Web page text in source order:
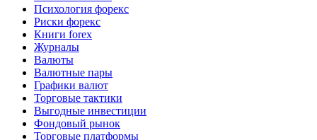
Психология форекс
Риски форекс
Книги forex
Журналы
Валюты
Валютные пары
Графики валют
Торговые тактики
Выгодные инвестиции
Фондовый рынок
Торговые платформы